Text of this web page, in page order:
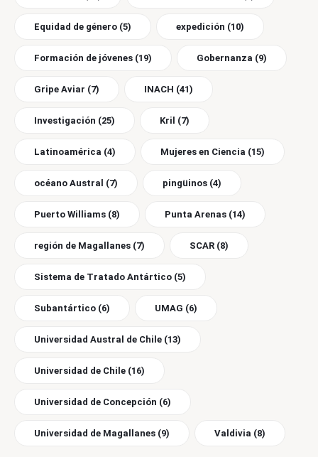
Equidad de género (5) expedición (10)
Formación de jóvenes (19) Gobernanza (9)
Gripe Aviar (7) INACH (41)
Investigación (25) Kril (7)
Latinoamérica (4) Mujeres en Ciencia (15)
océano Austral (7) pingüinos (4)
Puerto Williams (8) Punta Arenas (14)
región de Magallanes (7) SCAR (8)
Sistema de Tratado Antártico (5)
Subantártico (6) UMAG (6)
Universidad Austral de Chile (13)
Universidad de Chile (16)
Universidad de Concepción (6)
Universidad de Magallanes (9) Valdivia (8)